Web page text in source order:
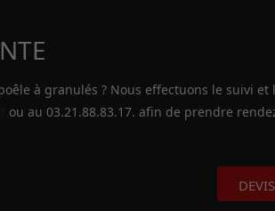
à granulés ? Nous effectuons le suivi
ou au 03.21.88.83.17. afin de prendre